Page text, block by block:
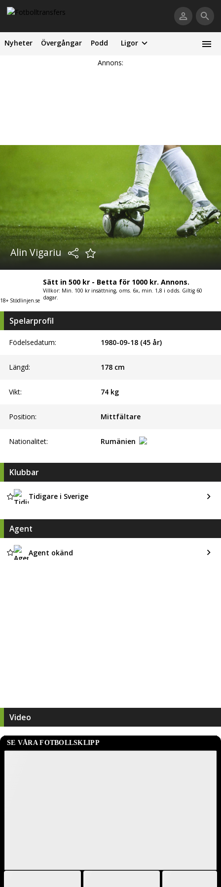
Nyheter Övergångar Podd Ligor
Annons:
Alin Vigariu
18+ Stödlinjen.se
Sätt in 500 kr - Betta för 1000 kr. Annons.
Villkor: Min. 100 kr insättning, oms. 6x, min. 1,8 i odds. Giltig 60
dagar.
Spelarprofil
Födelsedatum: 1980-09-18 (45 år)
Längd: 178cm
Vikt: 74kg
Position: Mittfältare
Nationalitet: Rumänien
Klubbar
Tidigare i Sverige
Agent
Agent okänd
Video
SE VÅRA FOTBOLLSKLIPP